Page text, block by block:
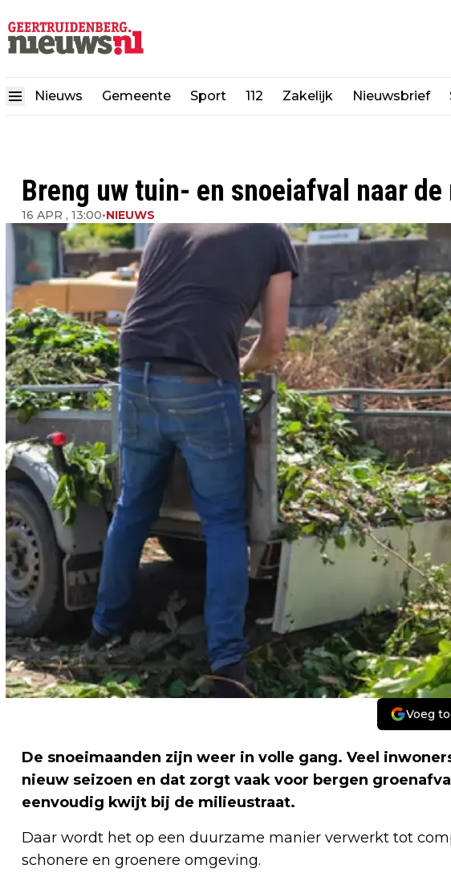
Nieuws Gemeente Sport 112 Zakelijk Nieuwsbrief
Breng uw tuin- en snoeiafval naar
16 APR , 13:00•NIEUWS
Voeg
De snoeimaanden zijn weer in volle gang. Veel
nieuw seizoen en dat zorgt vaak voor bergen
eenvoudig kwijt bij de milieustraat.
Daar wordt het op een duurzame manier verwerkt tot
schonere en groenere omgeving.